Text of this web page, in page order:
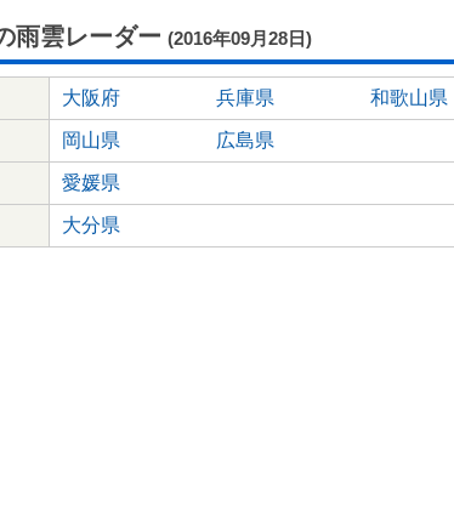
雨雲レーダー (2016年09月28日)
大阪府 兵庫県 和歌山県
岡山県 広島県
愛媛県
大分県